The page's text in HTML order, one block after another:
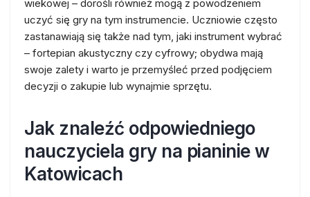
wiekowej – dorośli również mogą z powodzeniem
uczyć się gry na tym instrumencie. Uczniowie często
zastanawiają się także nad tym, jaki instrument wybrać
– fortepian akustyczny czy cyfrowy; obydwa mają
swoje zalety i warto je przemyśleć przed podjęciem
decyzji o zakupie lub wynajmie sprzętu.
Jak znaleźć odpowiedniego
nauczyciela gry na pianinie w
Katowicach